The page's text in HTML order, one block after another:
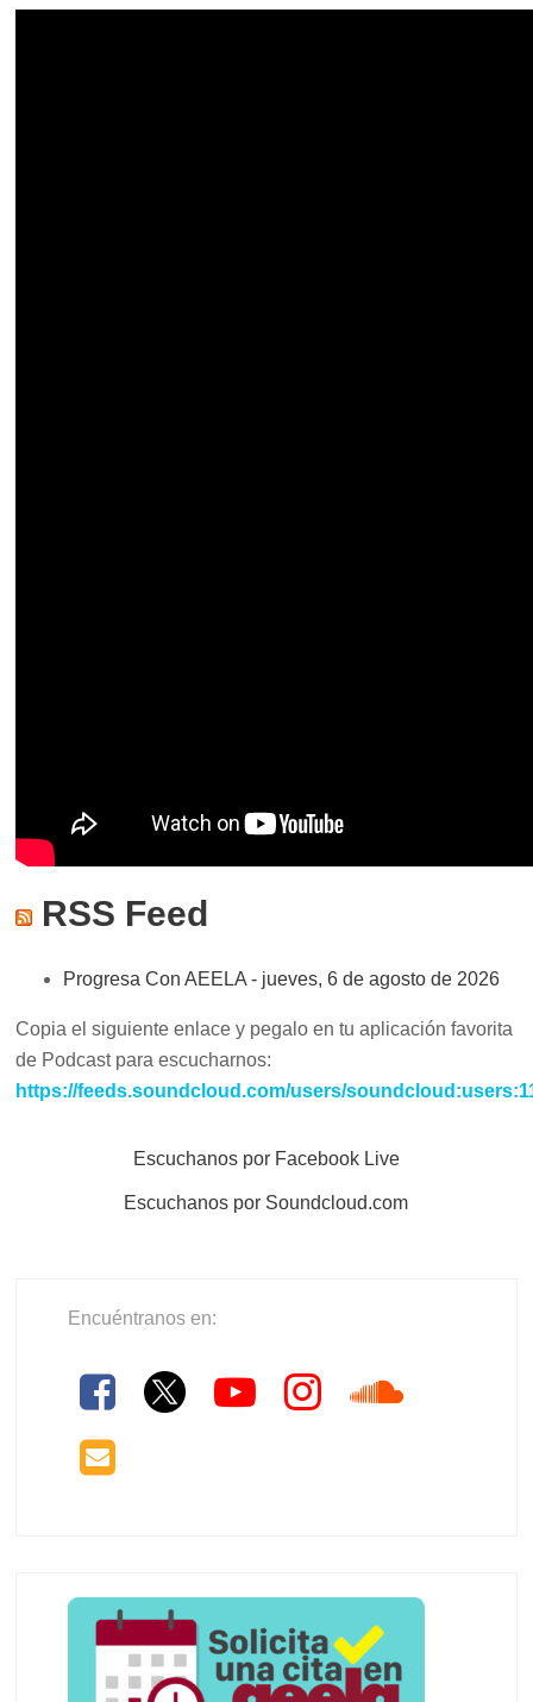
RSS Feed
Progresa Con AEELA - jueves, 6 de agosto de 2026
Copia el siguiente enlace y pegalo en tu aplicación favorita
de Podcast para escucharnos:
https://feeds.soundcloud.com/users/
Escuchanos por Facebook Live
Escuchanos por Soundcloud.com
Encuéntranos en: